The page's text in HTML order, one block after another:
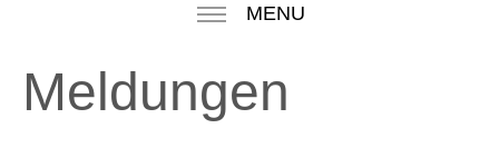
MENU
Meldungen